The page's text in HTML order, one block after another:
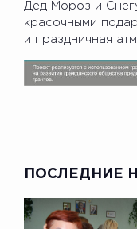
Дед Мороз и
красочными
и праздничная
ПОСЛЕДНИЕ